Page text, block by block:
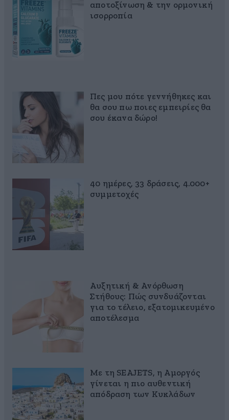
αποτοξίνωση & την ορμονική
ισορροπία
Πες μου πότε γεννήθηκες και
θα σου πω ποιες εμπειρίες θα
σου έκανα δώρο!
40 ημέρες, 33 δράσεις, 4.000+
συμμετοχές
Αυξητική & Ανόρθωση
Στήθους: Πώς συνδυάζονται
για το τέλειο, εξατομικευμένο
αποτέλεσμα
Με τη SEAJETS, η Αμοργός
γίνεται η πιο αυθεντική
απόδραση των Κυκλάδων